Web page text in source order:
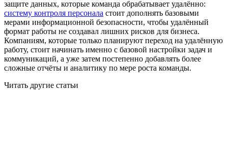
защите данных, которые команда обрабатывает удалённо:
систему контроля персонала стоит дополнять базовыми
мерами информационной безопасности, чтобы удалённый
формат работы не создавал лишних рисков для бизнеса.
Компаниям, которые только планируют переход на удалённую
работу, стоит начинать именно с базовой настройки задач и
коммуникаций, а уже затем постепенно добавлять более
сложные отчёты и аналитику по мере роста команды.
Читать другие статьи